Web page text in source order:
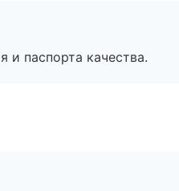
и паспорта качества.